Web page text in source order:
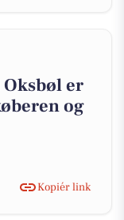
er
og
Kopiér link